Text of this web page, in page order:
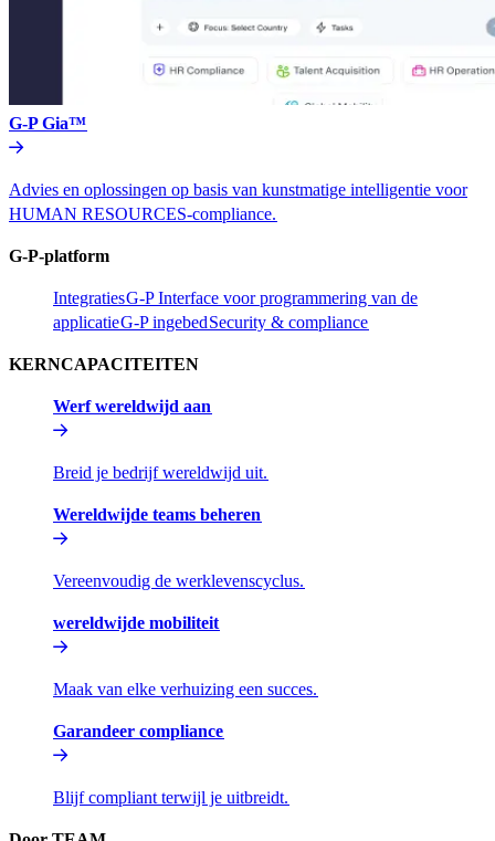
G-P Gia™​​
Advies en oplossingen op basis van kunstmatige intelligentie voor
HUMAN RESOURCES-compliance.​​
G-P-platform​​
Integraties​​G-P Interface voor programmering van de
applicatie​​G-P ingebed​​Security & compliance​​
KERNCAPACITEITEN​​
Werf wereldwijd aan​​
Breid je bedrijf wereldwijd uit.​​
Wereldwijde teams beheren​​
Vereenvoudig de werklevenscyclus.​​
wereldwijde mobiliteit​​
Maak van elke verhuizing een succes.​​
Garandeer compliance​​
Blijf compliant terwijl je uitbreidt.​​